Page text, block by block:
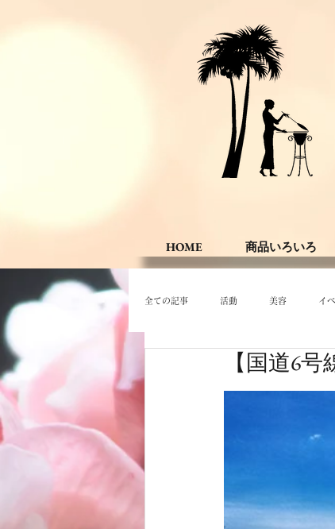
HOME 商品いろいろ
全ての記事 活動 美容 イ
商品 ノムトムム
【国道6号